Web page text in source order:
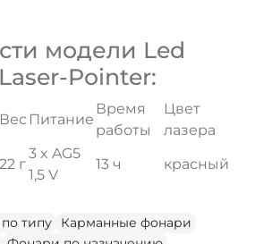
модели Led
Pointer:
Вес Питание
Время
работы
Цвет
лазера
22 г
3 x AG5
1,5 V
13 ч красный
типу
Карманные фонари